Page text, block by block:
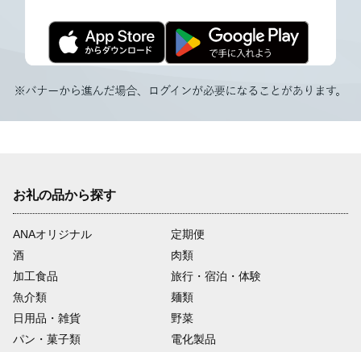
お礼の品から探す
ANAオリジナル
定期便
酒
肉類
加工食品
旅行・宿泊・体験
魚介類
麺類
日用品・雑貨
野菜
パン・菓子類
電化製品